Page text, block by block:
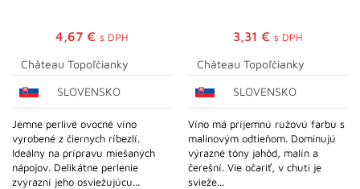
4,67 € s DPH
Château Topoľčianky
SLOVENSKO
Jemne perlivé ovocné víno
vyrobené z čiernych ríbezlí.
Ideálny na prípravu miešaných
nápojov. Delikátne perlenie
zvýrazní jeho osviežujúcu...
3,31 € s DPH
Château Topoľčianky
SLOVENSKO
Víno má príjemnú ružovú farbu s
malinovým odtieňom. Dominujú
výrazné tóny jahôd, malín a
čerešní. Vie očariť, v chuti je
svieže...